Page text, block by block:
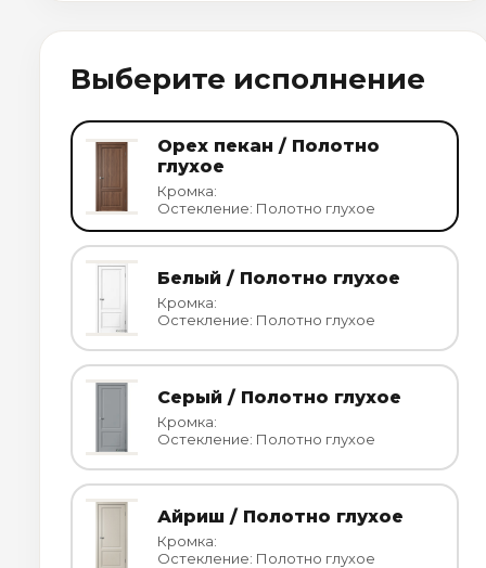
Выберите исполнение
Орех пекан / Полотно
глухое
Кромка:
Остекление: Полотно глухое
Белый / Полотно глухое
Кромка:
Остекление: Полотно глухое
Серый / Полотно глухое
Кромка:
Остекление: Полотно глухое
Айриш / Полотно глухое
Кромка:
Остекление: Полотно глухое